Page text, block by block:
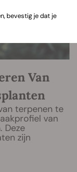
Van
terpenen te
van
Deze
zijn
bevestig je dat je